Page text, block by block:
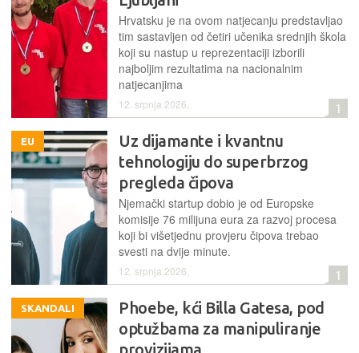
Hrvatsku je na ovom natjecanju predstavljao
tim sastavljen od četiri učenika srednjih škola
koji su nastup u reprezentaciji izborili
najboljim rezultatima na nacionalnim
natjecanjima
12. srpnja 2026. 1
EU
Uz dijamante i kvantnu
tehnologiju do superbrzog
pregleda čipova
Njemački startup dobio je od Europske
komisije 76 milijuna eura za razvoj procesa
koji bi višetjednu provjeru čipova trebao
svesti na dvije minute.
12. srpnja 2026. 1
SKANDALI
Phoebe, kći Billa Gatesa, pod
optužbama za manipuliranje